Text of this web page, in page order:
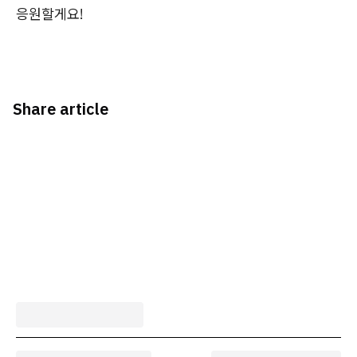
응원할게요!
Share article